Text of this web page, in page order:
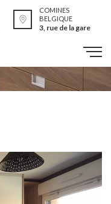
COMINES
BELGIQUE
3, rue de la gare